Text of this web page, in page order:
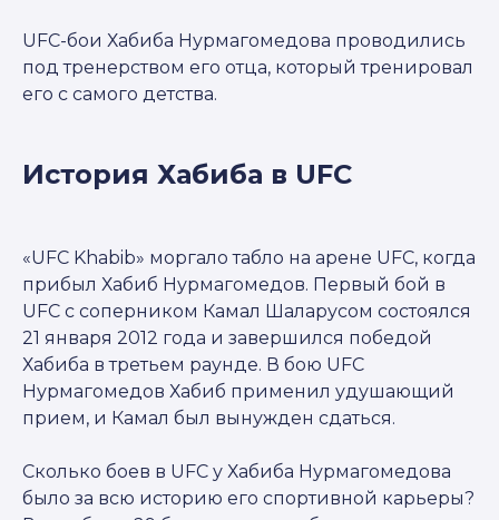
UFC-бои Хабиба Нурмагомедова проводились
под тренерством его отца, который тренировал
его с самого детства.
История Хабиба в UFC
«UFC Khabib» моргало табло на арене UFC, когда
прибыл Хабиб Нурмагомедов. Первый бой в
UFC с соперником Камал Шаларусом состоялся
21 января 2012 года и завершился победой
Хабиба в третьем раунде. В бою UFC
Нурмагомедов Хабиб применил удушающий
прием, и Камал был вынужден сдаться.
Сколько боев в UFC у Хабиба Нурмагомедова
было за всю историю его спортивной карьеры?